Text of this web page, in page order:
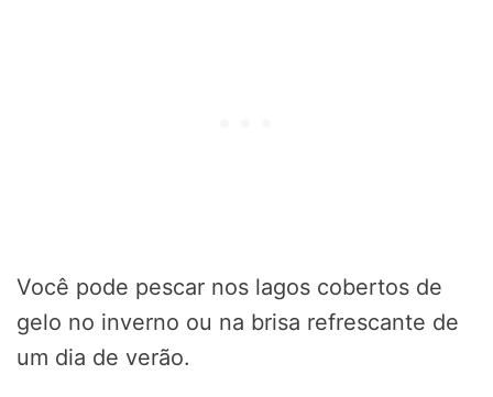
Você pode pescar nos lagos cobertos de
gelo no inverno ou na brisa refrescante de
um dia de verão.